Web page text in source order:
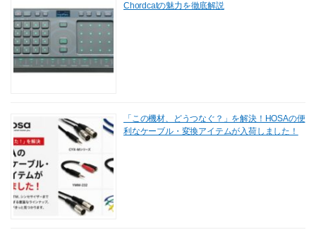
Chordcatの魅力を徹底解説
「この機材、どうつなぐ？」を解決！HOSAの便
利なケーブル・変換アイテムが入荷しました！